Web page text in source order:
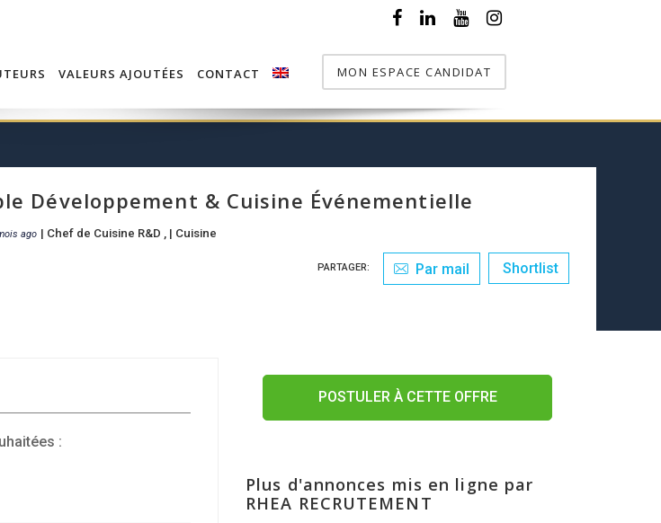
MON ESPACE CANDIDAT
VALEURS AJOUTÉES CONTACT
Développement & Cuisine Événementielle
ago | Chef de Cuisine R&D , | Cuisine
Shortlist
Par mail
PARTAGER:
:
POSTULER À CETTE OFFRE
Plus d'annonces mis en ligne par
RHEA RECRUTEMENT